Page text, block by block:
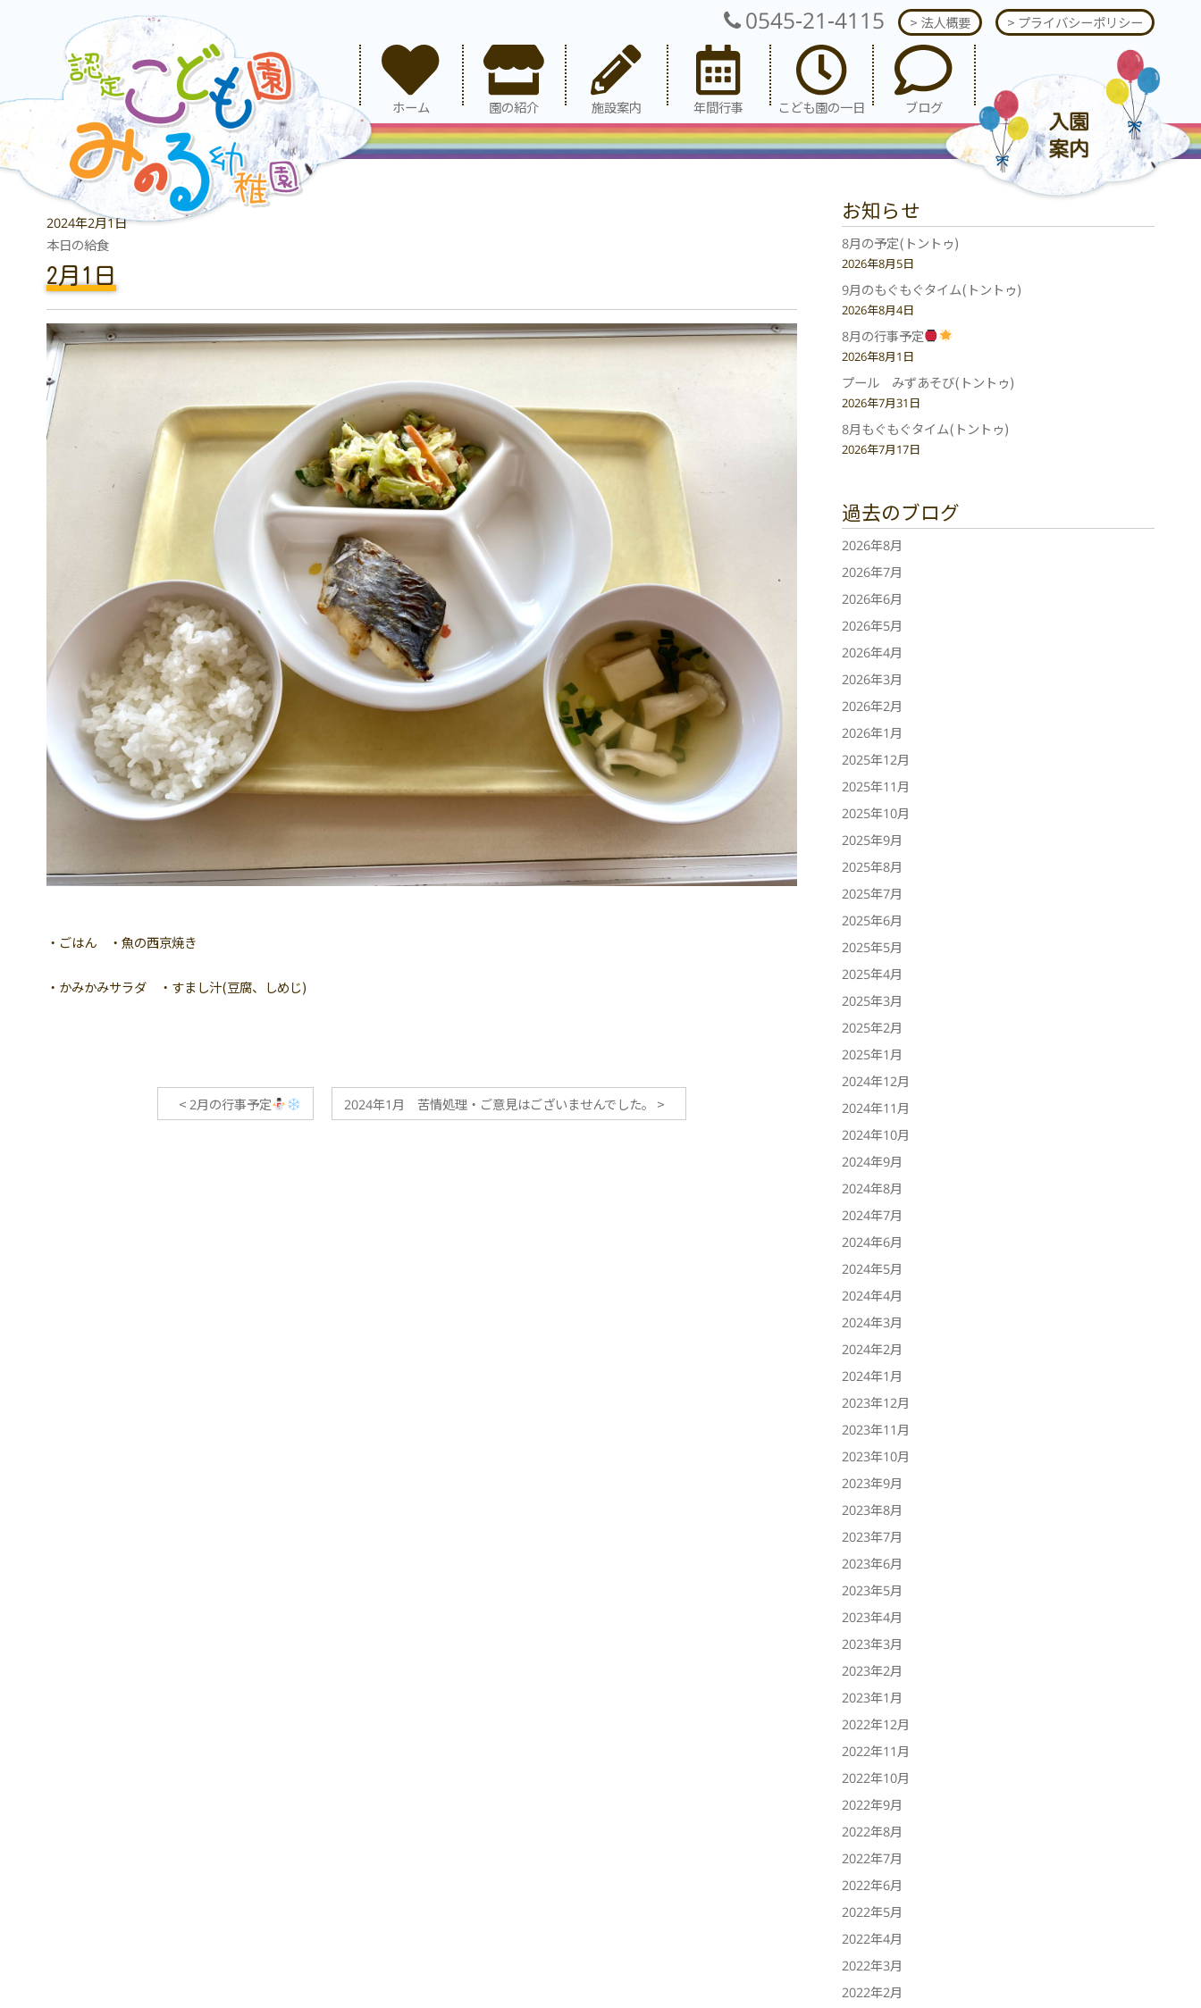
0545-21-4115 > 法人概要 > プライバシーポリシー
ホーム 園の紹介 施設案内 年間行事 こども園の一日 ブログ
2024年2月1日
本日の給食
2月1日
・ごはん ・魚の西京焼き
・かみかみサラダ ・すまし汁(豆腐、しめじ)
<2月の行事予定 2024年1月 苦情処理・ご意見はございませんでした。 >
お知らせ
8月の予定(トントゥ)
2026年8月5日
9月のもぐもぐタイム(トントゥ)
2026年8月4日
8月の行事予定
2026年8月1日
プール みずあそび(トントゥ)
2026年7月31日
8月もぐもぐタイム(トントゥ)
2026年7月17日
過去のブログ
2026年8月
2026年7月
2026年6月
2026年5月
2026年4月
2026年3月
2026年2月
2026年1月
2025年12月
2025年11月
2025年10月
2025年9月
2025年8月
2025年7月
2025年6月
2025年5月
2025年4月
2025年3月
2025年2月
2025年1月
2024年12月
2024年11月
2024年10月
2024年9月
2024年8月
2024年7月
2024年6月
2024年5月
2024年4月
2024年3月
2024年2月
2024年1月
2023年12月
2023年11月
2023年10月
2023年9月
2023年8月
2023年7月
2023年6月
2023年5月
2023年4月
2023年3月
2023年2月
2023年1月
2022年12月
2022年11月
2022年10月
2022年9月
2022年8月
2022年7月
2022年6月
2022年5月
2022年4月
2022年3月
2022年2月